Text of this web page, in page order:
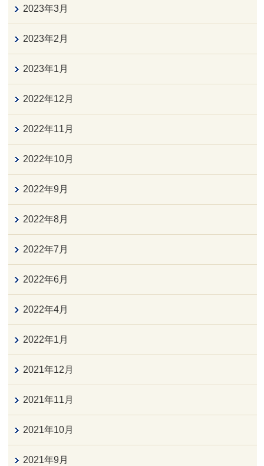
2023年3月
2023年2月
2023年1月
2022年12月
2022年11月
2022年10月
2022年9月
2022年8月
2022年7月
2022年6月
2022年4月
2022年1月
2021年12月
2021年11月
2021年10月
2021年9月